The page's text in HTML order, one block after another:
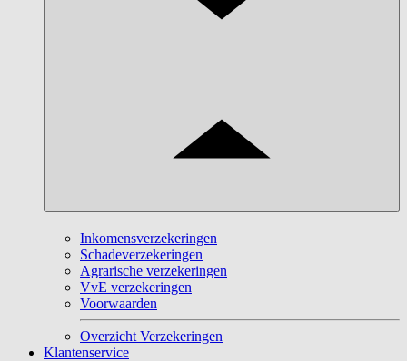
Inkomensverzekeringen
Schadeverzekeringen
Agrarische verzekeringen
VvE verzekeringen
Voorwaarden
Overzicht Verzekeringen
Klantenservice